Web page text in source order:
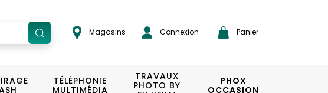
Magasins Connexion Panier
TÉLÉPHONIE
MULTIMÉDIA
TRAVAUX
PHOTO BY
PHOX
OCCASION